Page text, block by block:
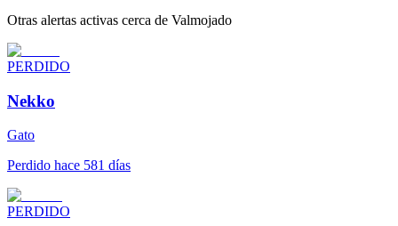
Otras alertas activas cerca de Valmojado
PERDIDO
Nekko
Gato
Perdido hace 581 días
PERDIDO